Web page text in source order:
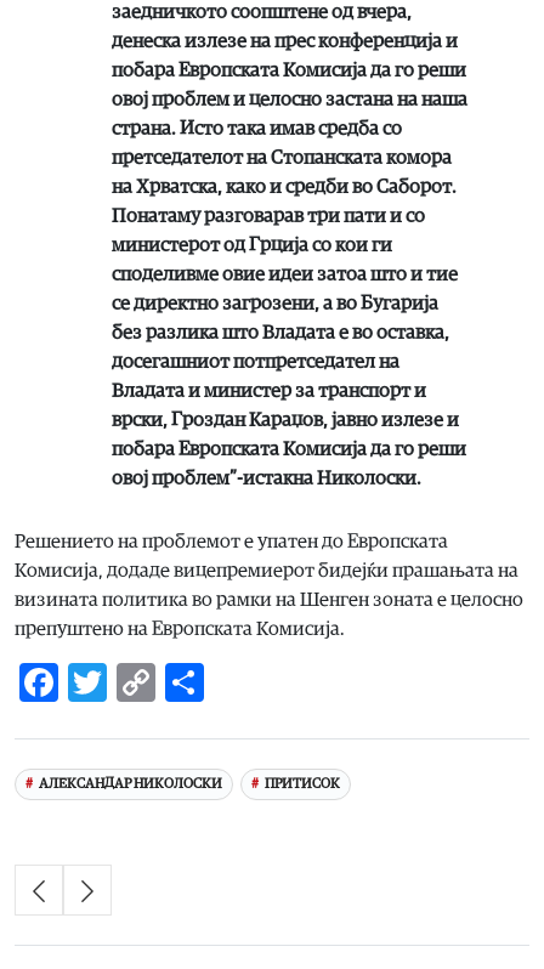
заедничкото соопштене од вчера,
денеска излезе на прес конференција и
побара Европската Комисија да го реши
овој проблем и целосно застана на наша
страна. Исто така имав средба со
претседателот на Стопанската комора
на Хрватска, како и средби во Саборот.
Понатаму разговарав три пати и со
министерот од Грција со кои ги
споделивме овие идеи затоа што и тие
се директно загрозени, а во Бугарија
без разлика што Владата е во оставка,
досегашниот потпретседател на
Владата и министер за транспорт и
врски, Гроздан Караџов, јавно излезе и
побара Европската Комисија да го реши
овој проблем”-истакна Николоски.
Решението на проблемот е упатен до Европската
Комисија, додаде вицепремиерот бидејќи прашањата на
визината политика во рамки на Шенген зоната е целосно
препуштено на Европската Комисија.
Facebook
Twitter
Copy
АЛЕКСАНДАР НИКОЛОСКИ ПРИТИСОК